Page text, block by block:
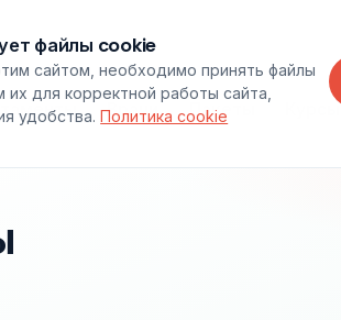
Врачи Пакеты Курсы
файлы cookie
сайтом, необходимо принять файлы
для корректной работы сайта,
удобства.Политика cookie